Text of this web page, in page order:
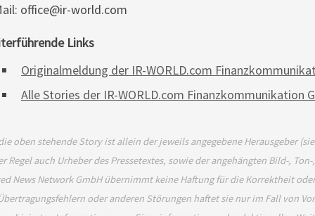
office@ir-world.com
Links
Originalmeldung der IR-WORLD.com
Alle Stories der IR-WORLD.com Finanzkommunikation
oben stehende Story ist allein der jeweils angegebene Herausgeber
Regel auch Urheber des Pressetextes, sowie der angehängten Bild-,
News Network GmbH übernimmt keine Haftung für die Korrektheit
oder anderen Störungen haftet sie nur im Fall von